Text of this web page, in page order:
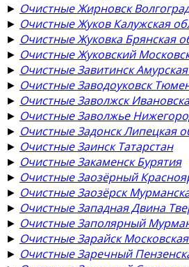
► Очистные Жирновск
► Очистные Жуков Калужская
► Очистные Жуковка Брянская
► Очистные Жуковский
► Очистные Завитинск
► Очистные Заводоуковск
► Очистные Заволжск
► Очистные Заволжье
► Очистные Задонск Липецкая
► Очистные Заинск Татарстан
► Очистные Закаменск Бурятия
► Очистные Заозёрный
► Очистные Заозёрск
► Очистные Западная Двина
► Очистные Заполярный
► Очистные Зарайск
► Очистные Заречный